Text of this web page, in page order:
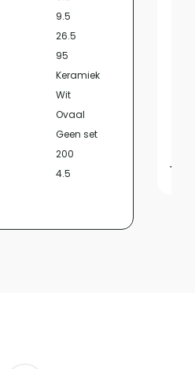
9.5
26.5
95
Keramiek
Wit
Ovaal
Geen set
200
4.5